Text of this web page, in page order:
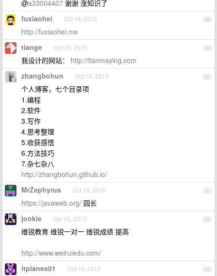
@a33004407 谢谢 涨知识了
39
fuxiaohei Oct 16, 2015
http://fuxiaohei.me
40
tiange Oct 16, 2015
我设计的网站： http://tianmaying.com
41
zhangbohun Oct 16, 2015
个人博客，七个目录项
1.编程
2.软件
3.写作
4.思考整理
5.收获感悟
6.方法技巧
7.杂七杂八
http://zhangbohun.github.io/
42
MrZephyrus Oct 16, 2015
https://javaweb.org/ 园长
43
jookie Oct 16, 2015
维锐教育 维锐一对一 维锐成绩 提高
http://www.weiruiedu.com/
44
itplanes01 Oct 16, 2015